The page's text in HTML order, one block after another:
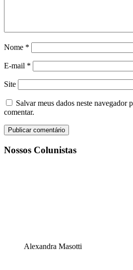
Nome *
E-mail *
Site
Salvar meus dados neste navegador
comentar.
Nossos Colunistas
Alexandra Masotti